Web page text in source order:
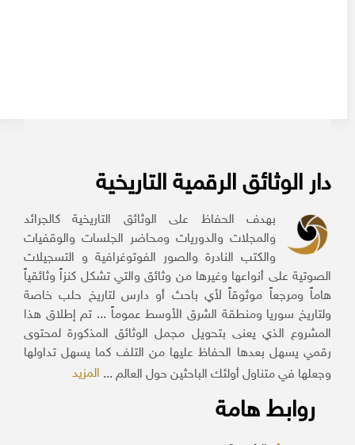
دار الوثائق الرقمية التاريخية
بهدف الحفاظ على الوثائق التاريخية كالجرائد
والمجلات والدوريات ومحاضر الجلسات والوقفيات
والكتب النادرة والصور الفوتوغرافية و التسجيلات
الصوتية على أنواعها وغيرها من وثائق والتي تشكل كنزاً وثائقياً
هاماً ومرجعاً موثوقاً لأي باحث أو دارس لتاريخ حلب خاصة
ولتاريخ سوريا ومنطقة الشرق الأوسط عموماً ... تم إطلاق هذا
المشروع الذي يعنى بتحويل مجمل الوثائق المذكورة لمحتوى
رقمي يسهل بعدها الحفاظ عليها من التلف كما يسهل تداولها
وجعلها في متناول أولئك الباحثين حول العالم ...المزيد
روابط هامة